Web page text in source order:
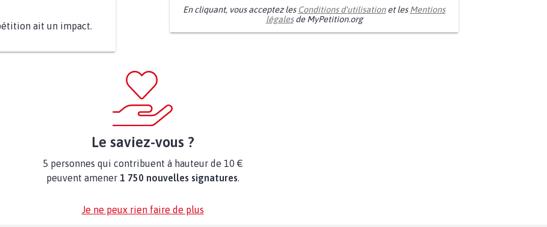
ait un impact.
En cliquant, vous acceptez les Conditions d'utilisationet lesMentions
légalesde MyPetition.org
Le saviez-vous ?
5 personnes qui contribuent à hauteur de 10 €
peuvent amener 1 750 nouvelles signatures.
Je ne peux rien faire de plus